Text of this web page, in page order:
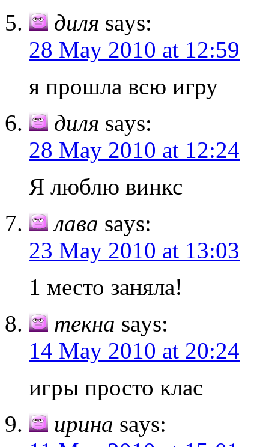
диля says:
28 May 2010 at 12:59
я прошла всю игру
диля says:
28 May 2010 at 12:24
Я люблю винкс
лава says:
23 May 2010 at 13:03
1 место заняла!
текна says:
14 May 2010 at 20:24
игры просто клас
ирина says: